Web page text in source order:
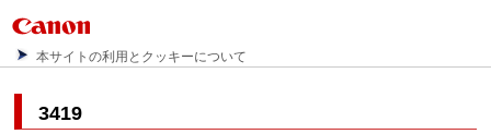
本サイトの利用とクッキーについて
3419